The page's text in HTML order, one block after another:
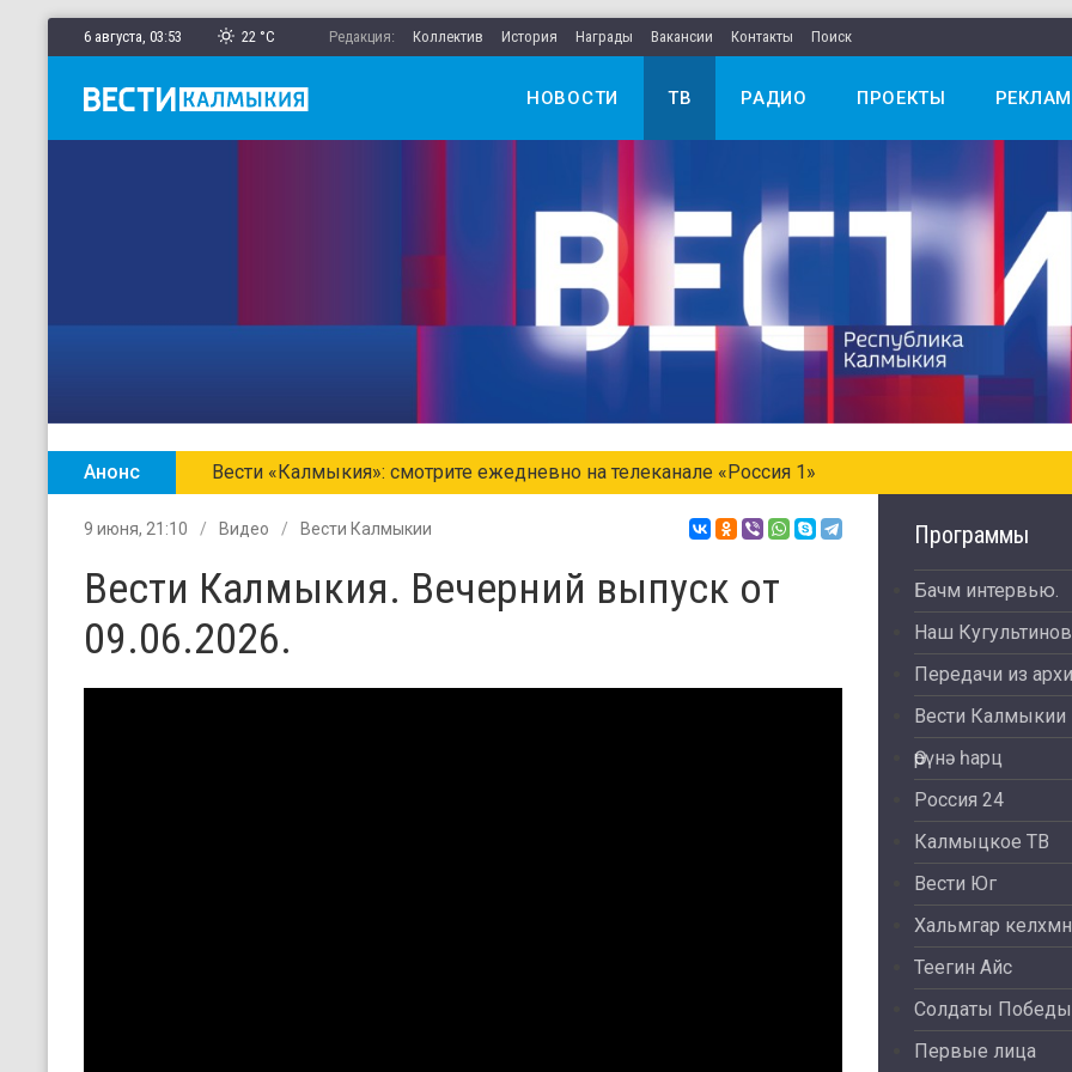
6 августа, 03:53 22 °C Редакция: Коллектив История Награды Вакансии Контакты Поиск
НОВОСТИ ТВ РАДИО ПРОЕКТЫ
Анонс Вести «Калмыкия»: смотрите ежедневно на телеканале «Россия 1»
9 июня, 21:10 Видео Вести Калмыкии
Вести Калмыкия. Вечерний выпуск от
09.06.2026.
Программы
Бачм интервью.
Наш Кугультинов
Передачи из
Вести Калмыкии
Өрүнә һарц
Россия 24
Калмыцкое ТВ
Вести Юг
Хальмгар келхмн
Теегин Айс
Солдаты Победы
Первые лица